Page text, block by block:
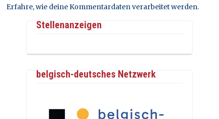
Erfahre, wie deine Kommentardaten verarbeitet werden.
Stellenanzeigen
belgisch-deutsches Netzwerk